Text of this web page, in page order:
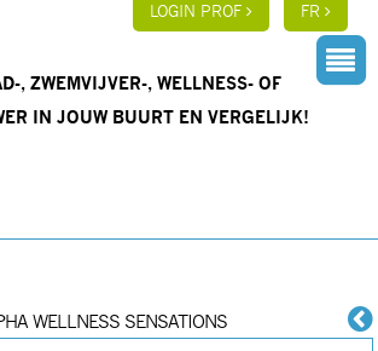
LOGIN PROF FR
, ZWEMVIJVER-, WELLNESS- OF
IN JOUW BUURT EN VERGELIJK!
WELLNESS SENSATIONS